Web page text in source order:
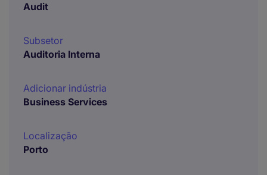
Audit
Subsetor
Auditoria Interna
Adicionar indústria
Business Services
Localização
Porto